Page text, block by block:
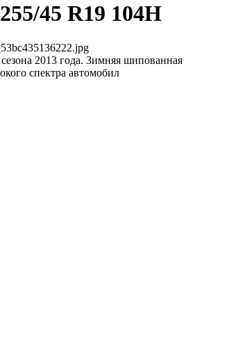
45 R19 104H
2013 года. Зимняя шипованная
спектра автомобил